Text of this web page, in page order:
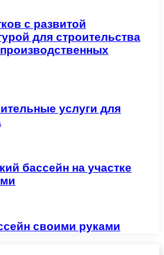
с развитой
для строительства
услуги для
бассейн на участке
своими руками